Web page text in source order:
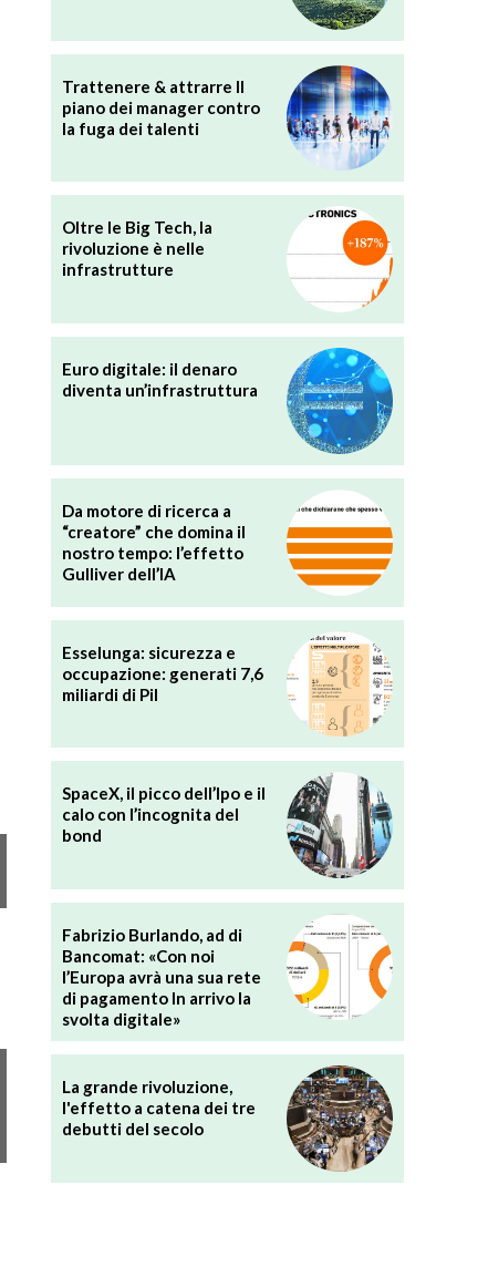
Trattenere & attrarre Il
piano dei manager contro
la fuga dei talenti
Oltre le Big Tech, la
rivoluzione è nelle
infrastrutture
Euro digitale: il denaro
diventa un’infrastruttura
Da motore di ricerca a
“creatore” che domina il
nostro tempo: l’effetto
Gulliver dell’IA
Esselunga: sicurezza e
occupazione: generati 7,6
miliardi di Pil
SpaceX, il picco dell’Ipo e il
calo con l’incognita del
bond
Fabrizio Burlando, ad di
Bancomat: «Con noi
l’Europa avrà una sua rete
di pagamento In arrivo la
svolta digitale»
La grande rivoluzione,
l'effetto a catena dei tre
debutti del secolo